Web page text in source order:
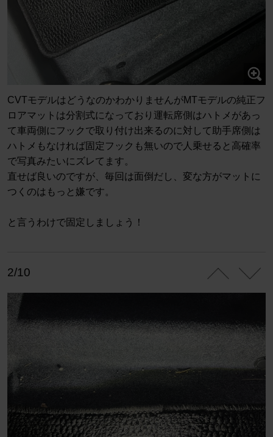
CVTモデルはどうなのかわかりませんがMTモデルの純正フ
ロアマットは分割式になっており運転席側はハトメがあっ
て車両側にフックで取り付け出来るのに対して助手席側は
ハトメもなければ固定フックも無いので人乗せると高確率
で写真みたいにズレてます。
直せば良いのですが、毎回は面倒だし、変な方がマットに
つくのはもっと嫌です。
と言うわけで固定しましょう！
2/10